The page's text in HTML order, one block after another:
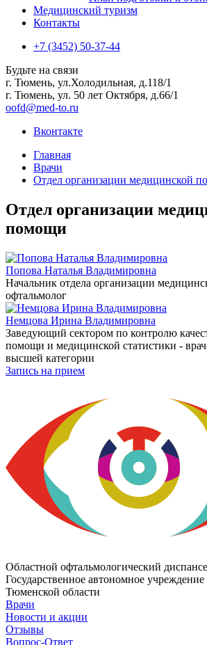
Медицинский туризм
Контакты
+7 (3452) 50-37-44
Будьте на связи
г. Тюмень, ул.Холодильная, д.118/1
г. Тюмень, ул. 50 лет Октября, д.66/1
oofd@med-to.ru
Вконтакте
Главная
Врачи
Отдел организации медицинской
Отдел организации
помощи
Попова Наталья Владимировна
Начальник отдела организации
офтальмолог
Немцова Ирина Владимировна
Заведующий сектором по контролю
помощи и медицинской статистики -
высшей категории
Запись на прием
Областной офтальмологический
Государственное автономное учреждение
Тюменской области
Врачи
Новости и акции
Отзывы
Вопрос-Ответ